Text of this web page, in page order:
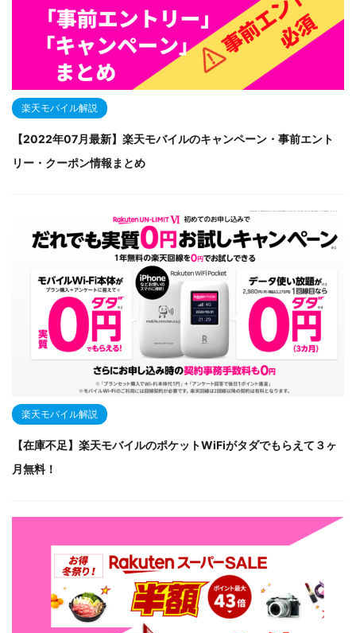
楽天モバイル解説
【2022年07月最新】楽天モバイルのキャンペーン・事前エント
リー・クーポン情報まとめ
楽天モバイル解説
【在庫不足】楽天モバイルのポケットWiFiがタダでもらえて３ヶ
月無料！